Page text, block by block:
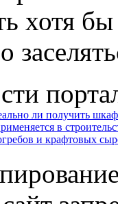
хотя
ли получить
в
и крафтовых